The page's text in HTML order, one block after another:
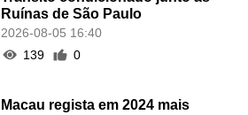
Ruínas de São Paulo
2026-08-05 16:40
139
0
Macau regista em 2024 mais